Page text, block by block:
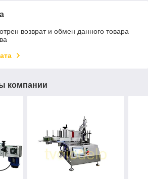
возврат и обмен данного товара
компании